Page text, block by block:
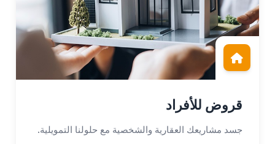
قروض للأفراد
جسد مشاريعك العقارية والشخصية مع حلولنا التمويلية.